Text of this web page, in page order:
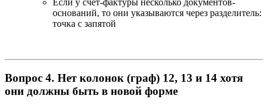
Если у счет-фактуры несколько документов-
оснований, то они указываются через разделитель:
точка с запятой
Вопрос 4. Нет колонок (граф) 12, 13 и 14 хотя
они должны быть в новой форме